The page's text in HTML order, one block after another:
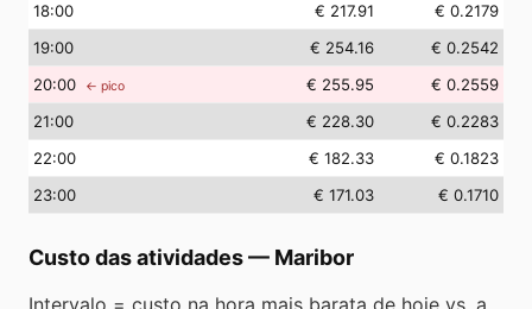
18:00 € 217.91
€ 0.2179
19:00 € 254.16
€ 0.2542
20:00 ← pico € 255.95
€ 0.2559
21:00 € 228.30
€ 0.2283
22:00 € 182.33
€ 0.1823
23:00 € 171.03 € 0.1710
Custo das atividades— Maribor
Intervalo = custo na hora mais barata de hoje vs. a